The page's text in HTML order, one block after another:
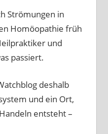
Strömungen in
Homöopathie früh
und
passiert.
deshalb
und ein Ort,
entsteht –